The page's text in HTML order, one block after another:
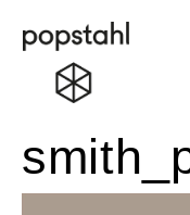
Inhalt
springen
Popstahl